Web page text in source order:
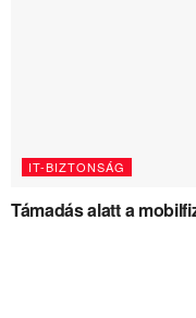
IT-BIZTONSÁG
Támadás alatt a